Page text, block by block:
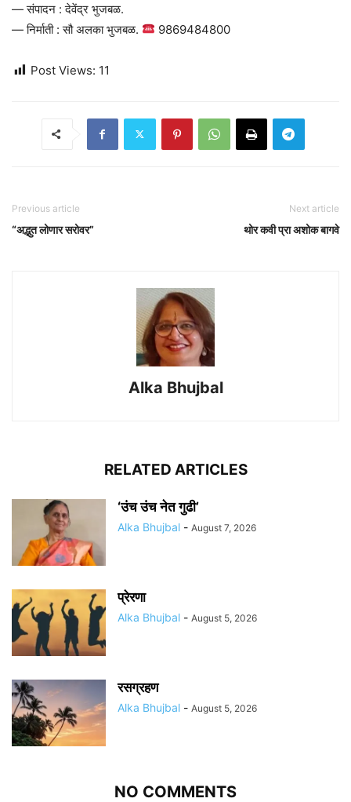
— संपादन : देवेंद्र भुजबळ.
— निर्माती : सौ अलका भुजबळ.
9869484800
Post Views: 11
Previous article
“अद्भुत लोणार सरोवर”
Next article
थोर कवी प्रा अशोक बागवे
Alka Bhujbal
RELATED ARTICLES
‘उंच उंच नेत गुढी’
Alka Bhujbal - August 7, 2026
प्रेरणा
Alka Bhujbal - August 5, 2026
रसग्रहण
Alka Bhujbal - August 5, 2026
NO COMMENTS